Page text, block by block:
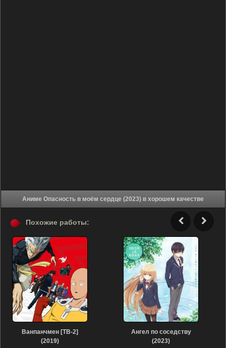
Аниме Опасность в моём сердце (2023) в хорошем качестве
Похожие работы:
Ванпанчмен [ТВ-2]
(2019)
Ангел по соседству
(2023)